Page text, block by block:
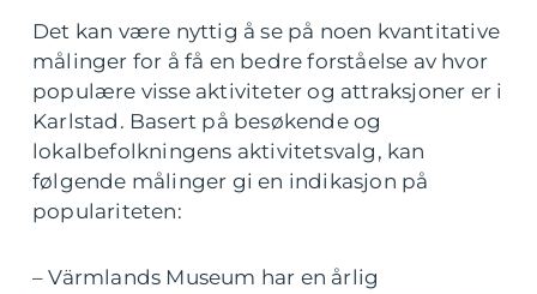
Det kan være nyttig å se på noen kvantitative
målinger for å få en bedre forståelse av hvor
populære visse aktiviteter og attraksjoner er i
Karlstad. Basert på besøkende og
lokalbefolkningens aktivitetsvalg, kan
følgende målinger gi en indikasjon på
populariteten:
– Värmlands Museum har en årlig